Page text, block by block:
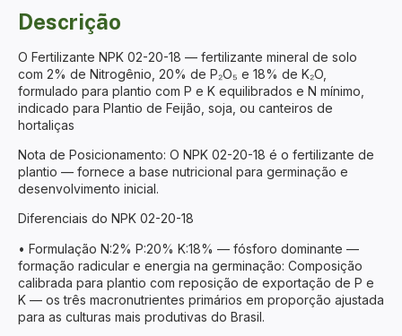
Descrição
O Fertilizante NPK 02-20-18 — fertilizante mineral de solo
com 2% de Nitrogênio, 20% de P₂O₅ e 18% de K₂O,
formulado para plantio com P e K equilibrados e N mínimo,
indicado para Plantio de Feijão, soja, ou canteiros de
hortaliças
Nota de Posicionamento: O NPK 02-20-18 é o fertilizante de
plantio — fornece a base nutricional para germinação e
desenvolvimento inicial.
Diferenciais do NPK 02-20-18
• Formulação N:2% P:20% K:18% — fósforo dominante —
formação radicular e energia na germinação: Composição
calibrada para plantio com reposição de exportação de P e
K — os três macronutrientes primários em proporção ajustada
para as culturas mais produtivas do Brasil.